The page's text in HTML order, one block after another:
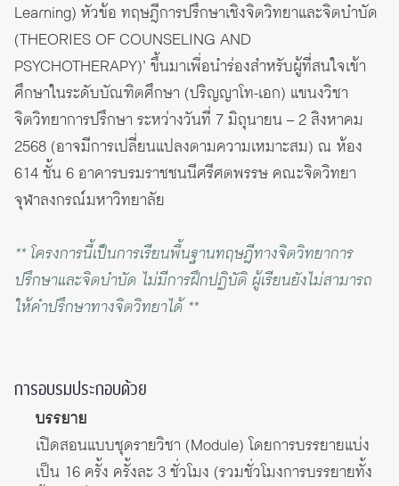
Learning) หัวข้อ ทฤษฎีการปรึกษาเชิงจิตวิทยาและจิตบำบัด
(THEORIES OF COUNSELING AND
PSYCHOTHERAPY)’ ขึ้นมาเพื่อนำร่องสำหรับผู้ที่สนใจเข้า
ศึกษาในระดับบัณฑิตศึกษา (ปริญญาโท-เอก) แขนงวิชา
จิตวิทยาการปรึกษา ระหว่างวันที่ 7 มิถุนายน – 2 สิงหาคม
2568 (อาจมีการเปลี่ยนแปลงตามความเหมาะสม) ณ ห้อง
614 ชั้น 6 อาคารบรมราชชนนีศรีศตพรรษ คณะจิตวิทยา
จุฬาลงกรณ์มหาวิทยาลัย
** โครงการนี้เป็นการเรียนพื้นฐานทฤษฎีทางจิตวิทยาการ
ปรึกษาและจิตบำบัด ไม่มีการฝึกปฏิบัติ ผู้เรียนยังไม่สามารถ
ให้คำปรึกษาทางจิตวิทยาได้ **
การอบรมประกอบด้วย
บรรยาย
เปิดสอนแบบชุดรายวิชา (Module) โดยการบรรยายแบ่ง
เป็น 16 ครั้ง ครั้งละ 3 ชั่วโมง (รวมชั่วโมงการบรรยายทั้ง